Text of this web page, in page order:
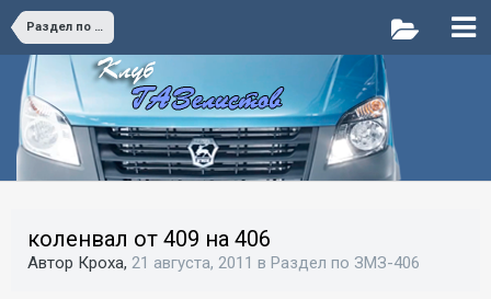
Раздел по ЗМЗ-406
коленвал от 409 на 406
Автор Кроха, 21 августа, 2011 в Раздел по ЗМЗ-406